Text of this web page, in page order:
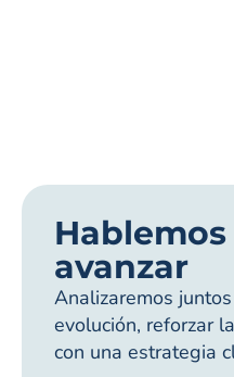
avanzar
Analizaremos
evolución, reforzar
con una estrategia